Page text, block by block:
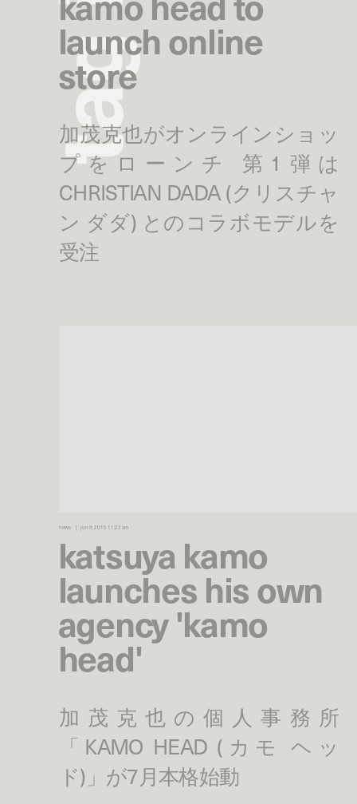
t
a
g
launch online
store
news jun 9, 2015 11:23 am
katsuya kamo
launches his own
agency 'kamo
head'